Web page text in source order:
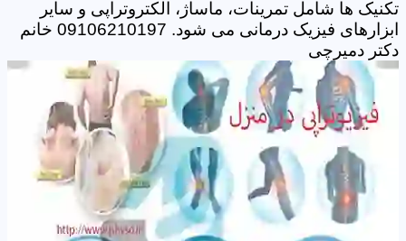
تکنیک ها شامل تمرینات، ماساژ، الکتروتراپی و سایر
ابزارهای فیزیک درمانی می شود. 09106210197 خانم
دکتر دمیرچی